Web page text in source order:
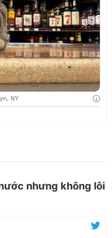
nhưng không lôi